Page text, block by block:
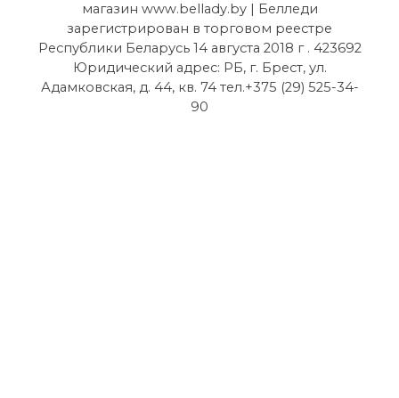
магазин www.bellady.by | Белледи
зарегистрирован в торговом реестре
Республики Беларусь 14 августа 2018 г . 423692
Юридический адрес: РБ, г. Брест, ул.
Адамковская, д. 44, кв. 74 тел.+375 (29) 525-34-
90